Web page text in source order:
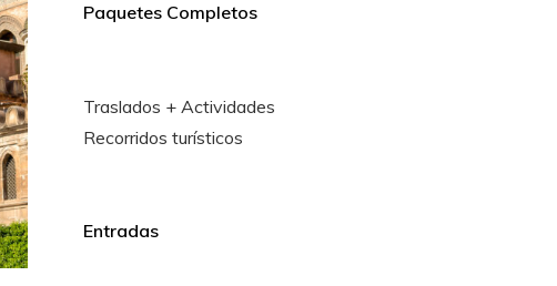
Paquetes Completos
Traslados + Actividades
Recorridos turísticos
Entradas